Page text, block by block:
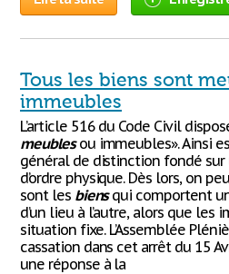
Tous les biens sont
immeubles
L’article 516 du Code Civil
meublesou immeubles». Ainsi
général de distinction fondé
d’ordre physique. Dès lors, on
sont les biensqui comportent
d’un lieu à l’autre, alors que les
situation fixe. L’Assemblée
cassation dans cet arrêt du 15
une réponse à la